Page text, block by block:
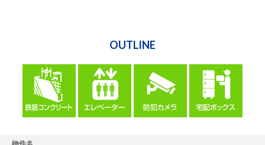
OUTLINE